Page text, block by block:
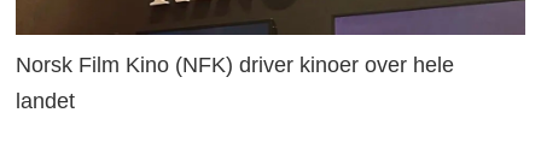
Norsk Film Kino (NFK) driver kinoer over hele
landet